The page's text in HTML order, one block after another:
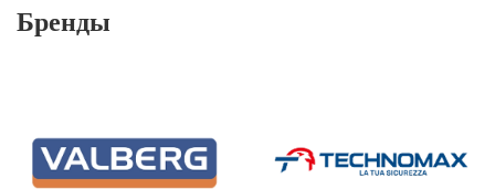
Бренды